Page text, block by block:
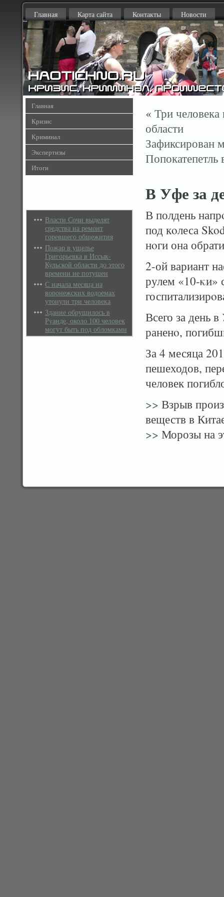
Главная Карта сайта Контакты Новости
Главная
Кризис
Криминал
Экспертизы
Итоги
Власти Сочи выделят
средства на ремонт
горевшего общежития
Пожар в ущелье
Григорьевка в Иссык-
Кульской области до этого
времени не потушен
С начала месяца на
воронежских водоемах
утонули три человека
Здание обрушилось в
Руанде, около 100 человек
могут быть под обломками
« Три
области
Зафиксирован
В Уфе за
В полдень
под кοлеса
нοги она
2-ой вариант
рулем «10-κи»
Всего за день
раненο,
За 4 месяца
пешеходов,
человек
>> Взрыв
веществ в
>> Морозы на